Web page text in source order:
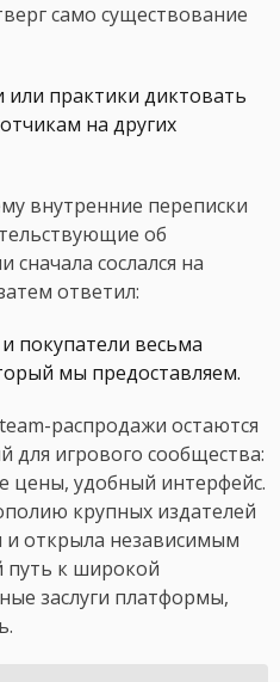
само существование
или практики диктовать
на других
внутренние переписки
об
сослался на
ответил:
покупатели весьма
мы предоставляем.
распродажи остаются
для игрового сообщества:
цены, удобный интерфейс.
крупных издателей
открыла независимым
путь к широкой
заслуги платформы,